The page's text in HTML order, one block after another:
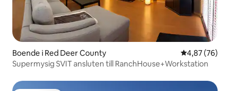
Boende i Red Deer County 4,87 av 5 i
4,87 (76)
Supermysig SVIT ansluten till RanchHouse+Workstation